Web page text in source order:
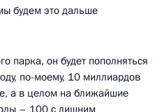
будем это дальше
парка, он будет пополняться
по-моему, 10 миллиардов
а в целом на ближайшие